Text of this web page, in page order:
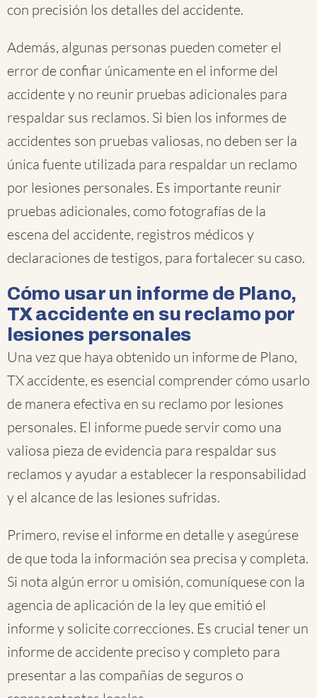
con precisión los detalles del accidente.
Además, algunas personas pueden cometer el
error de confiar únicamente en el informe del
accidente y no reunir pruebas adicionales para
respaldar sus reclamos. Si bien los informes de
accidentes son pruebas valiosas, no deben ser la
única fuente utilizada para respaldar un reclamo
por lesiones personales. Es importante reunir
pruebas adicionales, como fotografías de la
escena del accidente, registros médicos y
declaraciones de testigos, para fortalecer su caso.
Cómo usar un informe de Plano,
TX accidente en su reclamo por
lesiones personales
Una vez que haya obtenido un informe de Plano,
TX accidente, es esencial comprender cómo usarlo
de manera efectiva en su reclamo por lesiones
personales. El informe puede servir como una
valiosa pieza de evidencia para respaldar sus
reclamos y ayudar a establecer la responsabilidad
y el alcance de las lesiones sufridas.
Primero, revise el informe en detalle y asegúrese
de que toda la información sea precisa y completa.
Si nota algún error u omisión, comuníquese con la
agencia de aplicación de la ley que emitió el
informe y solicite correcciones. Es crucial tener un
informe de accidente preciso y completo para
presentar a las compañías de seguros o